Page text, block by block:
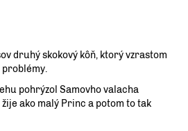
druhý skokový kôň, ktorý vzrastom
pohrýzol Samovho valacha
ako malý Princ a potom to tak